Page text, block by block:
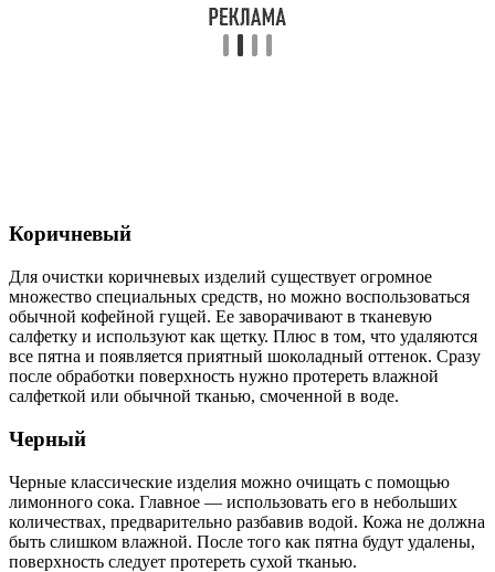
Коричневый
Для очистки коричневых изделий существует огромное
множество специальных средств, но можно воспользоваться
обычной кофейной гущей. Ее заворачивают в тканевую
салфетку и используют как щетку. Плюс в том, что удаляются
все пятна и появляется приятный шоколадный оттенок. Сразу
после обработки поверхность нужно протереть влажной
салфеткой или обычной тканью, смоченной в воде.
Черный
Черные классические изделия можно очищать с помощью
лимонного сока. Главное — использовать его в небольших
количествах, предварительно разбавив водой. Кожа не должна
быть слишком влажной. После того как пятна будут удалены,
поверхность следует протереть сухой тканью.